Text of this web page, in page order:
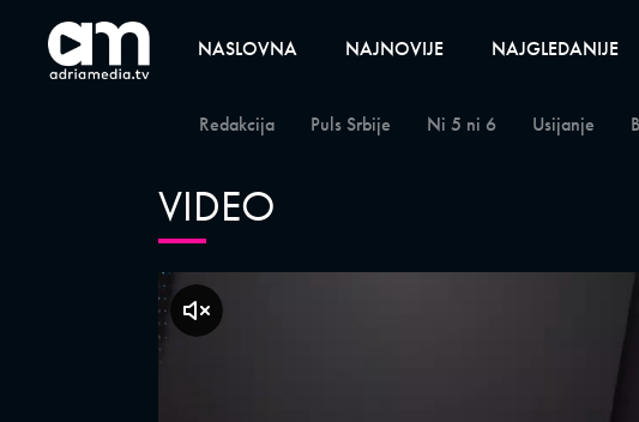
NASLOVNA NAJNOVIJE NAJGLEDANIJE
Redakcija Puls Srbije Ni 5 ni 6 Usijanje
VIDEO
klikni za zvuk